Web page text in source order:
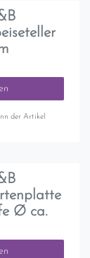
der Artikel
Ø ca.